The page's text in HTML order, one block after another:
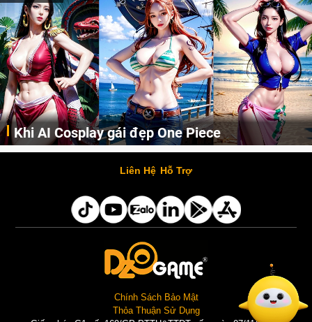
Cosplay Xiangling siêu cute
Cùng thưởng thức những hình ảnh cosplay Xiangling trong Genshin Impact siêu dễ thương của người dùng Weibo "阿包也是兔娘"
Liên Hệ Hỗ Trợ
Chính Sách Bảo Mật
Thỏa Thuận Sử Dụng